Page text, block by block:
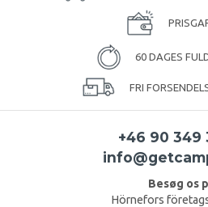
60 DAGES
FRI
+46 90 349
Besøg os
Hörnefors